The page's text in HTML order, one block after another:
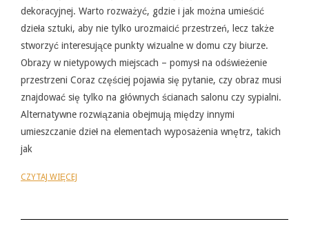
dekoracyjnej. Warto rozważyć, gdzie i jak można umieścić
dzieła sztuki, aby nie tylko urozmaicić przestrzeń, lecz także
stworzyć interesujące punkty wizualne w domu czy biurze.
Obrazy w nietypowych miejscach – pomysł na odświeżenie
przestrzeni Coraz częściej pojawia się pytanie, czy obraz musi
znajdować się tylko na głównych ścianach salonu czy sypialni.
Alternatywne rozwiązania obejmują między innymi
umieszczanie dzieł na elementach wyposażenia wnętrz, takich
jak
CZYTAJ WIĘCEJ